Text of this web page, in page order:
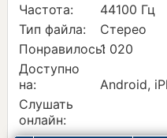
Частота:
44100 Гц
Тип файла:
Стерео
Понравилось:1 020
Доступно
на:
Android,
Слушать
онлайн: